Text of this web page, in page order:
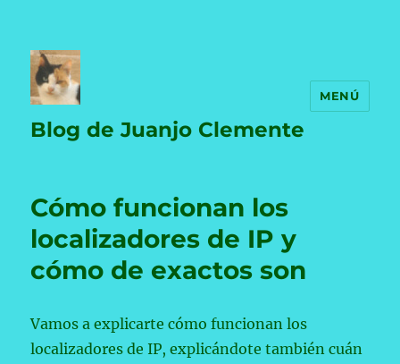
Blog de Juanjo Clemente
MENÚ
Cómo funcionan los
localizadores de IP y
cómo de exactos son
Vamos a explicarte cómo funcionan los
localizadores de IP, explicándote también cuán